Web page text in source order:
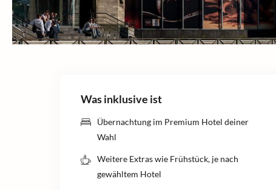
Was inklusive ist
Übernachtung im Premium Hotel deiner
Wahl
Weitere Extras wie Frühstück, je nach
gewähltem Hotel